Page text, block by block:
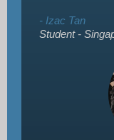
- Izac Tan
Student -